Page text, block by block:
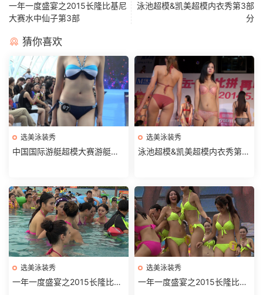
一年一度盛宴之2015长隆比基尼
大赛水中仙子第3部
泳池超模&凯美超模内衣秀第3部
分
猜你喜欢
选美泳装秀
中国国际游艇超模大赛游艇水
选美泳装秀
泳池超模&凯美超模内衣秀第3
选美泳装秀
一年一度盛宴之2015长隆比基
选美泳装秀
一年一度盛宴之2015长隆比基